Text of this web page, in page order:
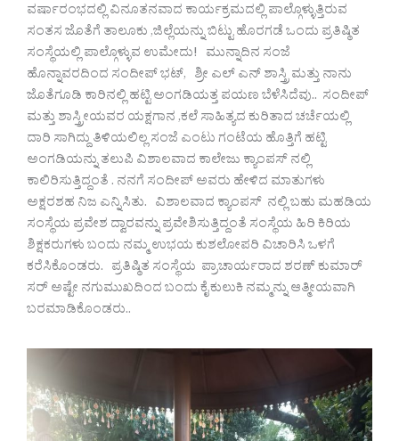
ವರ್ಷಾರಂಭದಲ್ಲಿ ವಿನೂತನವಾದ ಕಾರ್ಯಕ್ರಮದಲ್ಲಿ ಪಾಲ್ಗೊಳ್ಳುತ್ತಿರುವ
ಸಂತಸ ಜೊತೆಗೆ ತಾಲೂಕು ,ಜಿಲ್ಲೆಯನ್ನು ಬಿಟ್ಟು ಹೊರಗಡೆ ಒಂದು ಪ್ರತಿಷ್ಠಿತ
ಸಂಸ್ಥೆಯಲ್ಲಿ ಪಾಲ್ಗೊಳ್ಳುವ ಉಮೇದು! ಮುನ್ನಾದಿನ ಸಂಜೆ
ಹೊನ್ನಾವರದಿಂದ ಸಂದೀಪ್ ಭಟ್, ಶ್ರೀ ಎಲ್ ಎನ್ ಶಾಸ್ತ್ರಿ ಮತ್ತು ನಾನು
ಜೊತೆಗೂಡಿ ಕಾರಿನಲ್ಲಿ ಹಟ್ಟಿ ಅಂಗಡಿಯತ್ತ ಪಯಣ ಬೆಳೆಸಿದೆವು.. ಸಂದೀಪ್
ಮತ್ತು ಶಾಸ್ತ್ರೀಯವರ ಯಕ್ಷಗಾನ ,ಕಲೆ ಸಾಹಿತ್ಯದ ಕುರಿತಾದ ಚರ್ಚೆಯಲ್ಲಿ
ದಾರಿ ಸಾಗಿದ್ದು ತಿಳಿಯಲಿಲ್ಲ ಸಂಜೆ ಎಂಟು ಗಂಟೆಯ ಹೊತ್ತಿಗೆ ಹಟ್ಟಿ
ಅಂಗಡಿಯನ್ನು ತಲುಪಿ ವಿಶಾಲವಾದ ಕಾಲೇಜು ಕ್ಯಾಂಪಸ್ ನಲ್ಲಿ
ಕಾಲಿರಿಸುತ್ತಿದ್ದಂತೆ . ನನಗೆ ಸಂದೀಪ್ ಅವರು ಹೇಳಿದ ಮಾತುಗಳು
ಅಕ್ಷರಶಹ ನಿಜ ಎನ್ನಿಸಿತು. ವಿಶಾಲವಾದ ಕ್ಯಾಂಪಸ್ ನಲ್ಲಿ ಬಹು ಮಹಡಿಯ
ಸಂಸ್ಥೆಯ ಪ್ರವೇಶ ದ್ವಾರವನ್ನು ಪ್ರವೇಶಿಸುತ್ತಿದ್ದಂತೆ ಸಂಸ್ಥೆಯ ಹಿರಿ ಕಿರಿಯ
ಶಿಕ್ಷಕರುಗಳು ಬಂದು ನಮ್ಮ ಉಭಯ ಕುಶಲೋಪರಿ ವಿಚಾರಿಸಿ ಒಳಗೆ
ಕರೆಸಿಕೊಂಡರು. ಪ್ರತಿಷ್ಠಿತ ಸಂಸ್ಥೆಯ ಪ್ರಾಚಾರ್ಯರಾದ ಶರಣ್ ಕುಮಾರ್
ಸರ್ ಅಷ್ಟೇ ನಗುಮುಖದಿಂದ ಬಂದು ಕೈ ಕುಲುಕಿ ನಮ್ಮನ್ನು ಆತ್ಮೀಯವಾಗಿ
ಬರಮಾಡಿಕೊಂಡರು..